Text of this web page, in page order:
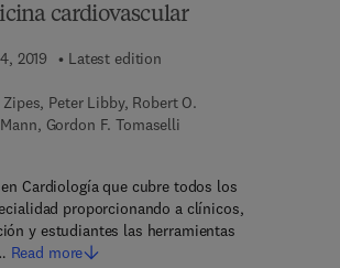
cardiovascular
2019
Latest edition
Zipes, Peter Libby, Robert O.
Gordon F. Tomaselli
Cardiología que cubre todos los
proporcionando a clínicos,
y estudiantes las herramientas
Read more